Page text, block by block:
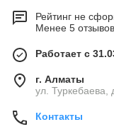
Рейтинг не
Менее 5
Работает с
г. Алматы
ул. Туркебаева,
Контакты